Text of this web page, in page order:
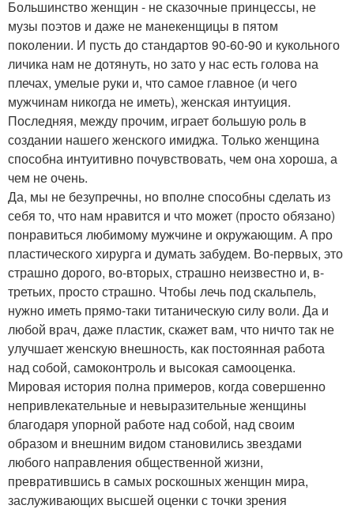
Большинство женщин - не сказочные принцессы, не
музы поэтов и даже не манекенщицы в пятом
поколении. И пусть до стандартов 90-60-90 и кукольного
личика нам не дотянуть, но зато у нас есть голова на
плечах, умелые руки и, что самое главное (и чего
мужчинам никогда не иметь), женская интуиция.
Последняя, между прочим, играет большую роль в
создании нашего женского имиджа. Только женщина
способна интуитивно почувствовать, чем она хороша, а
чем не очень.
Да, мы не безупречны, но вполне способны сделать из
себя то, что нам нравится и что может (просто обязано)
понравиться любимому мужчине и окружающим. А про
пластического хирурга и думать забудем. Во-первых, это
страшно дорого, во-вторых, страшно неизвестно и, в-
третьих, просто страшно. Чтобы лечь под скальпель,
нужно иметь прямо-таки титаническую силу воли. Да и
любой врач, даже пластик, скажет вам, что ничто так не
улучшает женскую внешность, как постоянная работа
над собой, самоконтроль и высокая самооценка.
Мировая история полна примеров, когда совершенно
непривлекательные и невыразительные женщины
благодаря упорной работе над собой, над своим
образом и внешним видом становились звездами
любого направления общественной жизни,
превратившись в самых роскошных женщин мира,
заслуживающих высшей оценки с точки зрения